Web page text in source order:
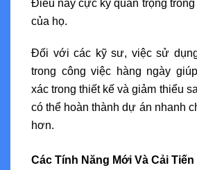
Điều này cực kỳ quan trọng
của họ.
Đối với các kỹ sư, việc sử
trong công việc hàng ngày
xác trong thiết kế và giảm thiểu
có thể hoàn thành dự án nhanh
hơn.
Các Tính Năng Mới Và Cải Tiến